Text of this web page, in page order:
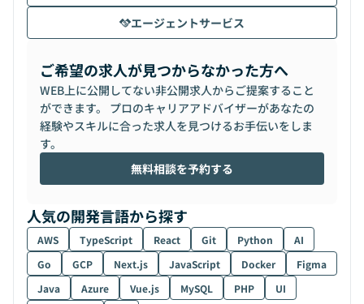
エージェントサービス
ご希望の求人が見つからなかった方へ
WEB上に公開してない非公開求人からご提案すること
ができます。 プロのキャリアアドバイザーがあなたの
経験やスキルに合った求人を見つけるお手伝いをしま
す。
無料相談を予約する
人気の開発言語から探す
AWS TypeScript React Git Python
AI
Go
GCP Next.js JavaScript Docker
Figma
Java
Azure Vue.js MySQL PHP
UI